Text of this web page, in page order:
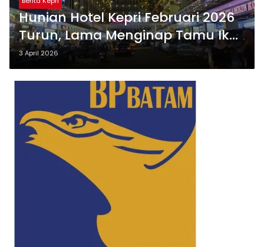
Hunian Hotel Kepri Februari 2026
Turun, Lama Menginap Tamu Ikut
Menyusut
3 April 2026